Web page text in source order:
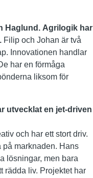
Haglund. Agrilogik har
Filip och Johan är två
Innovationen handlar
har en förmåga
liksom för
utvecklat en jet-driven
och har ett stort driv.
på marknaden. Hans
lösningar, men bara
rädda liv. Projektet har